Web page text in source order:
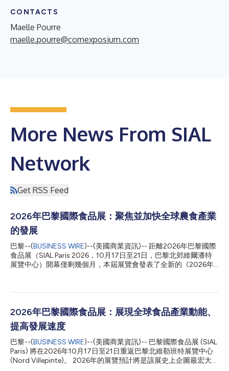
CONTACTS
Maelle Pourre
maelle.pourre@comexposium.com
More News From SIAL
Network
Get RSS Feed
2026年巴黎國際食品展：聚焦並加快全球農食產業
的發展
巴黎--(BUSINESS WIRE)--(美國商業資訊)-- 距離2026年巴黎國際
食品展（SIAL Paris 2026，10月17日至21日，巴黎北郊維爾潘特
展覽中心）開幕僅剩幾個月，本屆展覽會發表了全新的《2026年
Circana和ProtéinesXTC的獨家資料，彰顯消費者在飲食方面更加
健康和環境挑戰時所做出的新權衡。 2026年食品產業的10大核心
洞見 1. 健康飲食：優質體能的能量源泉 消費者正在尋求可衡量的
益處：蛋白質、膳食纖維、能量、免疫力或腸道健康。 2. 「腸
腦」：促進心理健康的食物 睡眠、壓力管理、荷爾蒙平衡和認知
表現正日益影響著人們的飲食選擇。 3. 愉悅感成為一種有意識的
體驗 頂級的味覺體驗、大膽的風味和美食探索正逐漸興起。 4. 全
球承諾走向個人化 減少碳足跡、縮短供應鏈和提高可及性，正逐
2026年巴黎國際食品展：展現全球食品產業動能、
提高發展速度
巴黎--(BUSINESS WIRE)--(美國商業資訊)-- 巴黎國際食品展 (SIAL
Paris) 將在2026年10月17日至21日重返巴黎北維勒班特展覽中心
(Nord Villepinte)。 2026年的展覽預計將是該展史上企圖最宏大的